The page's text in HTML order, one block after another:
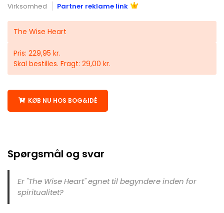
Virksomhed Partner reklame link
The Wise Heart
Pris: 229,95 kr.
Skal bestilles. Fragt: 29,00 kr.
KØB NU HOS BOG&IDÉ
Spørgsmål og svar
Er "The Wise Heart" egnet til begyndere inden for
spiritualitet?